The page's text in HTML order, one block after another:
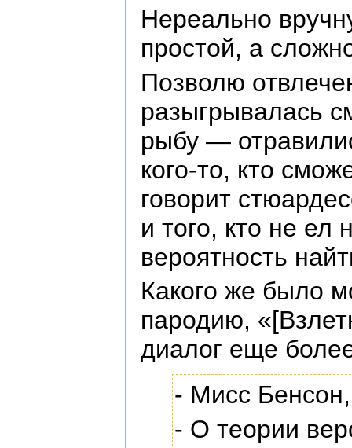
Нереально
простой, а
Позволю
разыгрывалась
рыбу —
кого-то, кто
говорит
и того, кто не ел
вероятность
Какого же было
пародию,
диалог еще
- Мисс
- О теории